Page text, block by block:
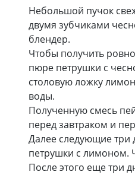
Небольшой пучок
двумя зубчиками
блендер.
Чтобы получить
пюре петрушки с
столовую ложку
воды.
Полученную смесь
перед завтраком и
Далее следующие три
петрушки с лимоном.
После этого еще три